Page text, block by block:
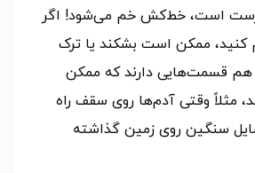
است، خط‌کش خم می‌شود! اگر
کنید، ممکن است بشکند یا ترک
هم قسمت‌هایی دارند که ممکن
مثلاً وقتی آدم‌ها روی سقف راه
سنگین روی زمین گذاشته